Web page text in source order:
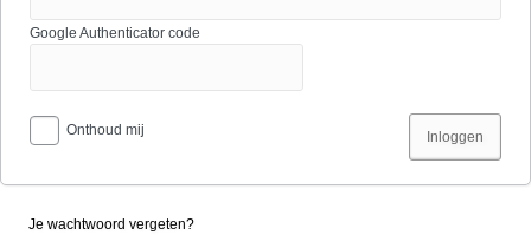
Google Authenticator code
Onthoud mij
Je wachtwoord vergeten?